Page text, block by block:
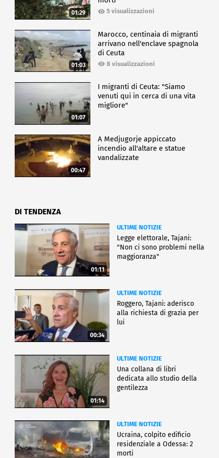
01:29 5 visualizzazioni
01:03
Marocco, centinaia di migranti
arrivano nell'enclave spagnola
di Ceuta
8 visualizzazioni
01:07
I migranti di Ceuta: "Siamo
venuti qui in cerca di una vita
migliore"
00:47
A Medjugorje appiccato
incendio all'altare e statue
vandalizzate
DI TENDENZA
01:11
ULTIME NOTIZIE
Legge elettorale, Tajani:
"Non ci sono problemi nella
maggioranza"
00:34
ULTIME NOTIZIE
Roggero, Tajani: aderisco
alla richiesta di grazia per
lui
01:14
ULTIME NOTIZIE
Una collana di libri
dedicata allo studio della
gentilezza
ULTIME NOTIZIE
Ucraina, colpito edificio
residenziale a Odessa: 2
morti